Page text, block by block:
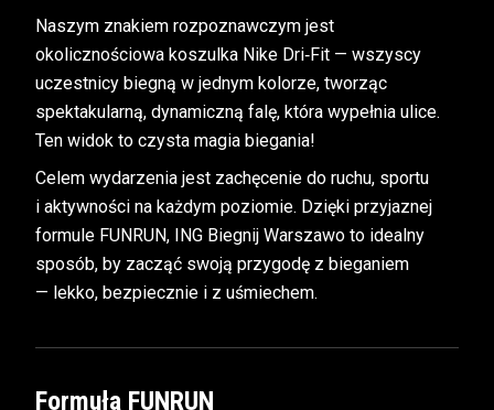
Naszym znakiem rozpoznawczym jest
okolicznościowa koszulka Nike Dri‑Fit — wszyscy
uczestnicy biegną w jednym kolorze, tworząc
spektakularną, dynamiczną falę, która wypełnia ulice.
Ten widok to czysta magia biegania!
Celem wydarzenia jest zachęcenie do ruchu, sportu
i aktywności na każdym poziomie. Dzięki przyjaznej
formule FUNRUN, ING Biegnij Warszawo to idealny
sposób, by zacząć swoją przygodę z bieganiem
— lekko, bezpiecznie i z uśmiechem.
Formuła FUNRUN